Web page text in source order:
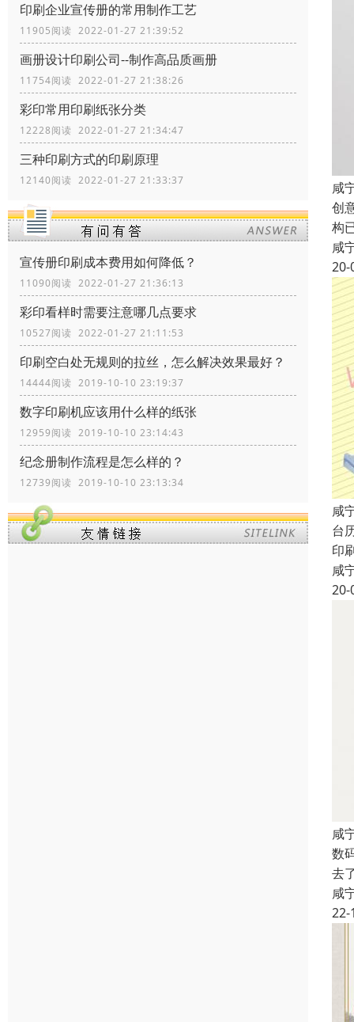
印刷企业宣传册的常用制作工艺
11905阅读 2022-01-27 21:39:52
画册设计印刷公司--制作高品质画册
11754阅读 2022-01-27 21:38:26
彩印常用印刷纸张分类
12228阅读 2022-01-27 21:34:47
三种印刷方式的印刷原理
12140阅读 2022-01-27 21:33:37
宣传册印刷成本费用如何降低？
11090阅读 2022-01-27 21:36:13
彩印看样时需要注意哪几点要求
10527阅读 2022-01-27 21:11:53
印刷空白处无规则的拉丝，怎么解决效果最好？
14444阅读 2019-10-10 23:19:37
数字印刷机应该用什么样的纸张
12959阅读 2019-10-10 23:14:43
纪念册制作流程是怎么样的？
12739阅读 2019-10-10 23:13:34
咸
创
构
咸
20-
咸
台
印
咸
20-
咸
数
去
咸
22-